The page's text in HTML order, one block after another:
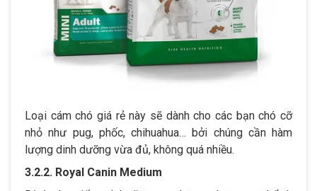
Loại cám chó giá rẻ này sẽ dành cho các bạn chó cỡ
nhỏ như pug, phốc, chihuahua… bởi chúng cần hàm
lượng dinh dưỡng vừa đủ, không quá nhiều.
3.2.2. Royal Canin Medium